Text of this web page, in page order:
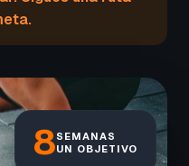
8SEMANAS
UN OBJETIVO